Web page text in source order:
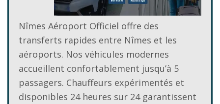
Nîmes Aéroport Officiel offre des
transferts rapides entre Nîmes et les
aéroports. Nos véhicules modernes
accueillent confortablement jusqu’à 5
passagers. Chauffeurs expérimentés et
disponibles 24 heures sur 24 garantissent